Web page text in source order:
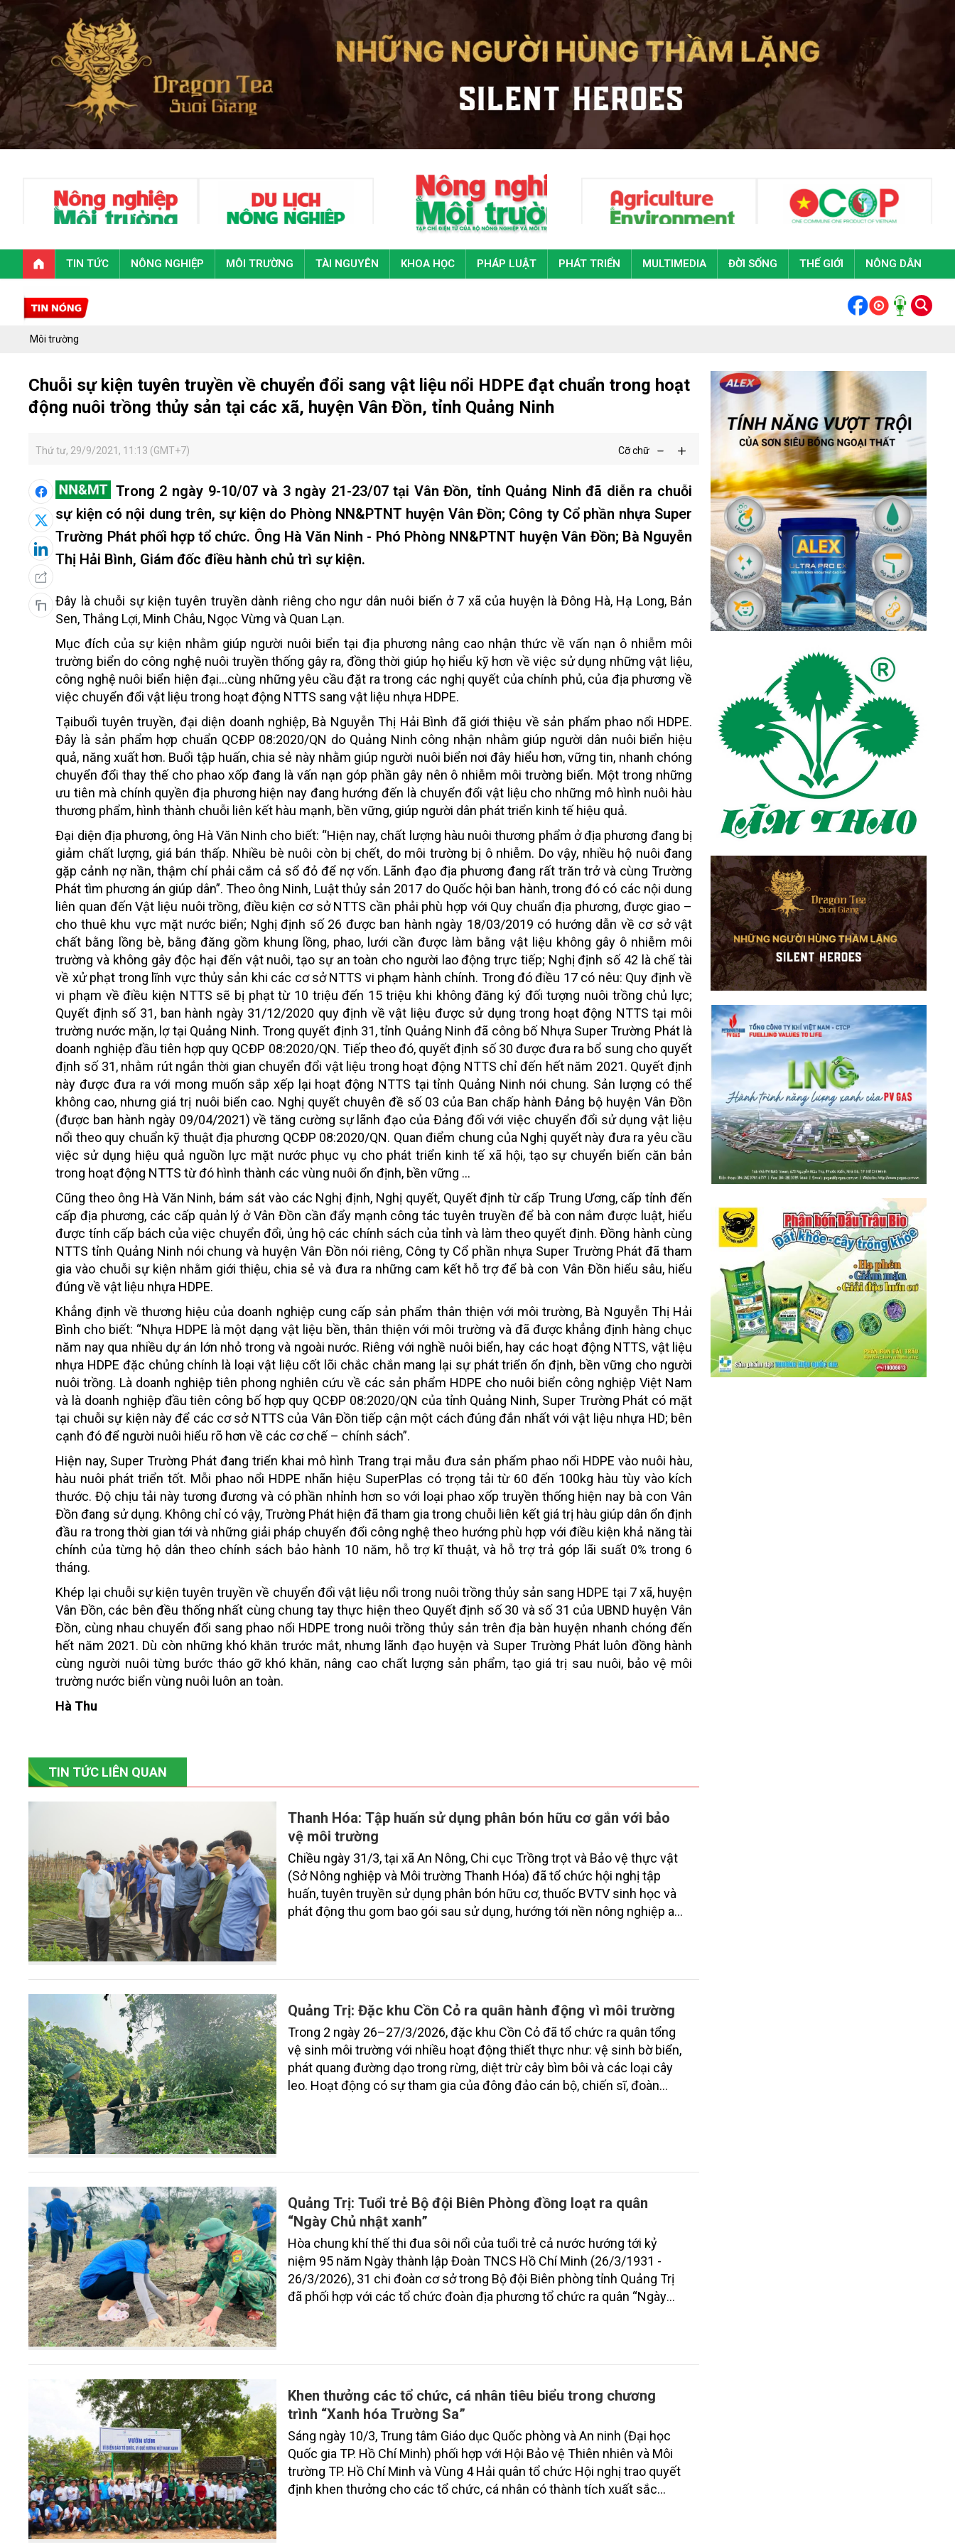
TIN TỨC NÔNG NGHIỆP MÔI TRƯỜNG TÀI NGUYÊN KHOA HỌC PHÁP LUẬT PHÁT TRIỂN MULTIMEDIA ĐỜI SỐNG THẾ GIỚI NÔNG DÂN
Môi trường
Chuỗi sự kiện tuyên truyền về chuyển đổi sang vật liệu nổi HDPE đạt chuẩn trong hoạt
động nuôi trồng thủy sản tại các xã, huyện Vân Đồn, tỉnh Quảng Ninh
Thứ tư, 29/9/2021, 11:13 (GMT+7) Cỡ chữ
Trong 2 ngày 9-10/07 và 3 ngày 21-23/07 tại Vân Đồn, tỉnh Quảng Ninh đã diễn ra chuỗi
sự kiện có nội dung trên, sự kiện do Phòng NN&PTNT huyện Vân Đồn; Công ty Cổ phần nhựa Super
Trường Phát phối hợp tổ chức. Ông Hà Văn Ninh - Phó Phòng NN&PTNT huyện Vân Đồn; Bà Nguyễn
Thị Hải Bình, Giám đốc điều hành chủ trì sự kiện.
Đây là chuỗi sự kiện tuyên truyền dành riêng cho ngư dân nuôi biển ở 7 xã của huyện là Đông Hà, Hạ Long, Bản
Sen, Thắng Lợi, Minh Châu, Ngọc Vừng và Quan Lạn.
Mục đích của sự kiện nhằm giúp người nuôi biển tại địa phương nâng cao nhận thức về vấn nạn ô nhiễm môi
trường biển do công nghệ nuôi truyền thống gây ra, đồng thời giúp họ hiểu kỹ hơn về việc sử dụng những vật liệu,
công nghệ nuôi biển hiện đại…cùng những yêu cầu đặt ra trong các nghị quyết của chính phủ, của địa phương về
việc chuyển đổi vật liệu trong hoạt động NTTS sang vật liệu nhựa HDPE.
Tạibuổi tuyên truyền, đại diện doanh nghiệp, Bà Nguyễn Thị Hải Bình đã giới thiệu về sản phẩm phao nổi HDPE.
Đây là sản phẩm hợp chuẩn QCĐP 08:2020/QN do Quảng Ninh công nhận nhằm giúp người dân nuôi biển hiệu
quả, năng xuất hơn. Buổi tập huấn, chia sẻ này nhằm giúp người nuôi biển nơi đây hiểu hơn, vững tin, nhanh chóng
chuyển đổi thay thế cho phao xốp đang là vấn nạn góp phần gây nên ô nhiễm môi trường biển. Một trong những
ưu tiên mà chính quyền địa phương hiện nay đang hướng đến là chuyển đổi vật liệu cho những mô hình nuôi hàu
thương phẩm, hình thành chuỗi liên kết hàu mạnh, bền vững, giúp người dân phát triển kinh tế hiệu quả.
Đại diện địa phương, ông Hà Văn Ninh cho biết: “Hiện nay, chất lượng hàu nuôi thương phẩm ở địa phương đang bị
giảm chất lượng, giá bán thấp. Nhiều bè nuôi còn bị chết, do môi trường bị ô nhiễm. Do vậy, nhiều hộ nuôi đang
gặp cảnh nợ nần, thậm chí phải cắm cả sổ đỏ để nợ vốn. Lãnh đạo địa phương đang rất trăn trở và cùng Trường
Phát tìm phương án giúp dân”. Theo ông Ninh, Luật thủy sản 2017 do Quốc hội ban hành, trong đó có các nội dung
liên quan đến Vật liệu nuôi trồng, điều kiện cơ sở NTTS cần phải phù hợp với Quy chuẩn địa phương, được giao –
cho thuê khu vực mặt nước biển; Nghị định số 26 được ban hành ngày 18/03/2019 có hướng dẫn về cơ sở vật
chất bằng lồng bè, bằng đăng gồm khung lồng, phao, lưới cần được làm bằng vật liệu không gây ô nhiễm môi
trường và không gây độc hại đến vật nuôi, tạo sự an toàn cho người lao động trực tiếp; Nghị định số 42 là chế tài
về xử phạt trong lĩnh vực thủy sản khi các cơ sở NTTS vi phạm hành chính. Trong đó điều 17 có nêu: Quy định về
vi phạm về điều kiện NTTS sẽ bị phạt từ 10 triệu đến 15 triệu khi không đăng ký đối tượng nuôi trồng chủ lực;
Quyết định số 31, ban hành ngày 31/12/2020 quy định về vật liệu được sử dụng trong hoạt động NTTS tại môi
trường nước mặn, lợ tại Quảng Ninh. Trong quyết định 31, tỉnh Quảng Ninh đã công bố Nhựa Super Trường Phát là
doanh nghiệp đầu tiên hợp quy QCĐP 08:2020/QN. Tiếp theo đó, quyết định số 30 được đưa ra bổ sung cho quyết
định số 31, nhằm rút ngắn thời gian chuyển đổi vật liệu trong hoạt động NTTS chỉ đến hết năm 2021. Quyết định
này được đưa ra với mong muốn sắp xếp lại hoạt động NTTS tại tỉnh Quảng Ninh nói chung. Sản lượng có thể
không cao, nhưng giá trị nuôi biển cao. Nghị quyết chuyên đề số 03 của Ban chấp hành Đảng bộ huyện Vân Đồn
(được ban hành ngày 09/04/2021) về tăng cường sự lãnh đạo của Đảng đối với việc chuyển đổi sử dụng vật liệu
nổi theo quy chuẩn kỹ thuật địa phương QCĐP 08:2020/QN. Quan điểm chung của Nghị quyết này đưa ra yêu cầu
việc sử dụng hiệu quả nguồn lực mặt nước phục vụ cho phát triển kinh tế xã hội, tạo sự chuyển biến căn bản
trong hoạt động NTTS từ đó hình thành các vùng nuôi ổn định, bền vững …
Cũng theo ông Hà Văn Ninh, bám sát vào các Nghị định, Nghị quyết, Quyết định từ cấp Trung Ương, cấp tỉnh đến
cấp địa phương, các cấp quản lý ở Vân Đồn cần đẩy mạnh công tác tuyên truyền để bà con nắm được luật, hiểu
được tính cấp bách của việc chuyển đổi, ủng hộ các chính sách của tỉnh và làm theo quyết định. Đồng hành cùng
NTTS tỉnh Quảng Ninh nói chung và huyện Vân Đồn nói riêng, Công ty Cổ phần nhựa Super Trường Phát đã tham
gia vào chuỗi sự kiện nhằm giới thiệu, chia sẻ và đưa ra những cam kết hỗ trợ để bà con Vân Đồn hiểu sâu, hiểu
đúng về vật liệu nhựa HDPE.
Khẳng định về thương hiệu của doanh nghiệp cung cấp sản phẩm thân thiện với môi trường, Bà Nguyễn Thị Hải
Bình cho biết: “Nhựa HDPE là một dạng vật liệu bền, thân thiện với môi trường và đã được khẳng định hàng chục
năm nay qua nhiều dự án lớn nhỏ trong và ngoài nước. Riêng với nghề nuôi biển, hay các hoạt động NTTS, vật liệu
nhựa HDPE đặc chủng chính là loại vật liệu cốt lõi chắc chắn mang lại sự phát triển ổn định, bền vững cho người
nuôi trồng. Là doanh nghiệp tiên phong nghiên cứu về các sản phẩm HDPE cho nuôi biển công nghiệp Việt Nam
và là doanh nghiệp đầu tiên công bố hợp quy QCĐP 08:2020/QN của tỉnh Quảng Ninh, Super Trường Phát có mặt
tại chuỗi sự kiện này để các cơ sở NTTS của Vân Đồn tiếp cận một cách đúng đắn nhất với vật liệu nhựa HD; bên
cạnh đó để người nuôi hiểu rõ hơn về các cơ chế – chính sách”.
Hiện nay, Super Trường Phát đang triển khai mô hình Trang trại mẫu đưa sản phẩm phao nổi HDPE vào nuôi hàu,
hàu nuôi phát triển tốt. Mỗi phao nổi HDPE nhãn hiệu SuperPlas có trọng tải từ 60 đến 100kg hàu tùy vào kích
thước. Độ chịu tải này tương đương và có phần nhỉnh hơn so với loại phao xốp truyền thống hiện nay bà con Vân
Đồn đang sử dụng. Không chỉ có vậy, Trường Phát hiện đã tham gia trong chuỗi liên kết giá trị hàu giúp dân ổn định
đầu ra trong thời gian tới và những giải pháp chuyển đổi công nghệ theo hướng phù hợp với điều kiện khả năng tài
chính của từng hộ dân theo chính sách bảo hành 10 năm, hỗ trợ kĩ thuật, và hỗ trợ trả góp lãi suất 0% trong 6
tháng.
Khép lại chuỗi sự kiện tuyên truyền về chuyển đổi vật liệu nổi trong nuôi trồng thủy sản sang HDPE tại 7 xã, huyện
Vân Đồn, các bên đều thống nhất cùng chung tay thực hiện theo Quyết định số 30 và số 31 của UBND huyện Vân
Đồn, cùng nhau chuyển đổi sang phao nổi HDPE trong nuôi trồng thủy sản trên địa bàn huyện nhanh chóng đến
hết năm 2021. Dù còn những khó khăn trước mắt, nhưng lãnh đạo huyện và Super Trường Phát luôn đồng hành
cùng người nuôi từng bước tháo gỡ khó khăn, nâng cao chất lượng sản phẩm, tạo giá trị sau nuôi, bảo vệ môi
trường nước biển vùng nuôi luôn an toàn.
Hà Thu
TIN TỨC LIÊN QUAN
Thanh Hóa: Tập huấn sử dụng phân bón hữu cơ gắn với bảo
vệ môi trường
Chiều ngày 31/3, tại xã An Nông, Chi cục Trồng trọt và Bảo vệ thực vật
(Sở Nông nghiệp và Môi trường Thanh Hóa) đã tổ chức hội nghị tập
huấn, tuyên truyền sử dụng phân bón hữu cơ, thuốc BVTV sinh học và
phát động thu gom bao gói sau sử dụng, hướng tới nền nông nghiệp an
Quảng Trị: Đặc khu Cồn Cỏ ra quân hành động vì môi trường
Trong 2 ngày 26–27/3/2026, đặc khu Cồn Cỏ đã tổ chức ra quân tổng
vệ sinh môi trường với nhiều hoạt động thiết thực như: vệ sinh bờ biển,
phát quang đường dạo trong rừng, diệt trừ cây bìm bôi và các loại cây
leo. Hoạt động có sự tham gia của đông đảo cán bộ, chiến sĩ, đoàn
Quảng Trị: Tuổi trẻ Bộ đội Biên Phòng đồng loạt ra quân
“Ngày Chủ nhật xanh”
Hòa chung khí thế thi đua sôi nổi của tuổi trẻ cả nước hướng tới kỷ
niệm 95 năm Ngày thành lập Đoàn TNCS Hồ Chí Minh (26/3/1931 -
26/3/2026), 31 chi đoàn cơ sở trong Bộ đội Biên phòng tỉnh Quảng Trị
đã phối hợp với các tổ chức đoàn địa phương tổ chức ra quân “Ngày
Khen thưởng các tổ chức, cá nhân tiêu biểu trong chương
trình “Xanh hóa Trường Sa”
Sáng ngày 10/3, Trung tâm Giáo dục Quốc phòng và An ninh (Đại học
Quốc gia TP. Hồ Chí Minh) phối hợp với Hội Bảo vệ Thiên nhiên và Môi
trường TP. Hồ Chí Minh và Vùng 4 Hải quân tổ chức Hội nghị trao quyết
định khen thưởng cho các tổ chức, cá nhân có thành tích xuất sắc